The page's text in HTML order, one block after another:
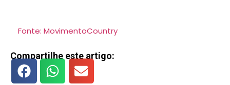
Fonte: MovimentoCountry
Compartilhe este artigo: